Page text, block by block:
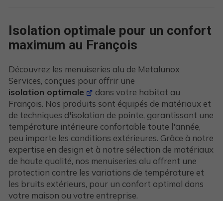
Isolation optimale pour un confort
maximum au François
Découvrez les menuiseries alu de Metalunox
Services, conçues pour offrir une
isolation optimale
dans votre habitat au
François. Nos produits sont équipés de matériaux et
de techniques d'isolation de pointe, garantissant une
température intérieure confortable toute l'année,
peu importe les conditions extérieures. Grâce à notre
expertise en design et à notre sélection de matériaux
de haute qualité, nos menuiseries alu offrent une
protection contre les variations de température et
les bruits extérieurs, pour un confort optimal dans
votre maison ou votre entreprise.